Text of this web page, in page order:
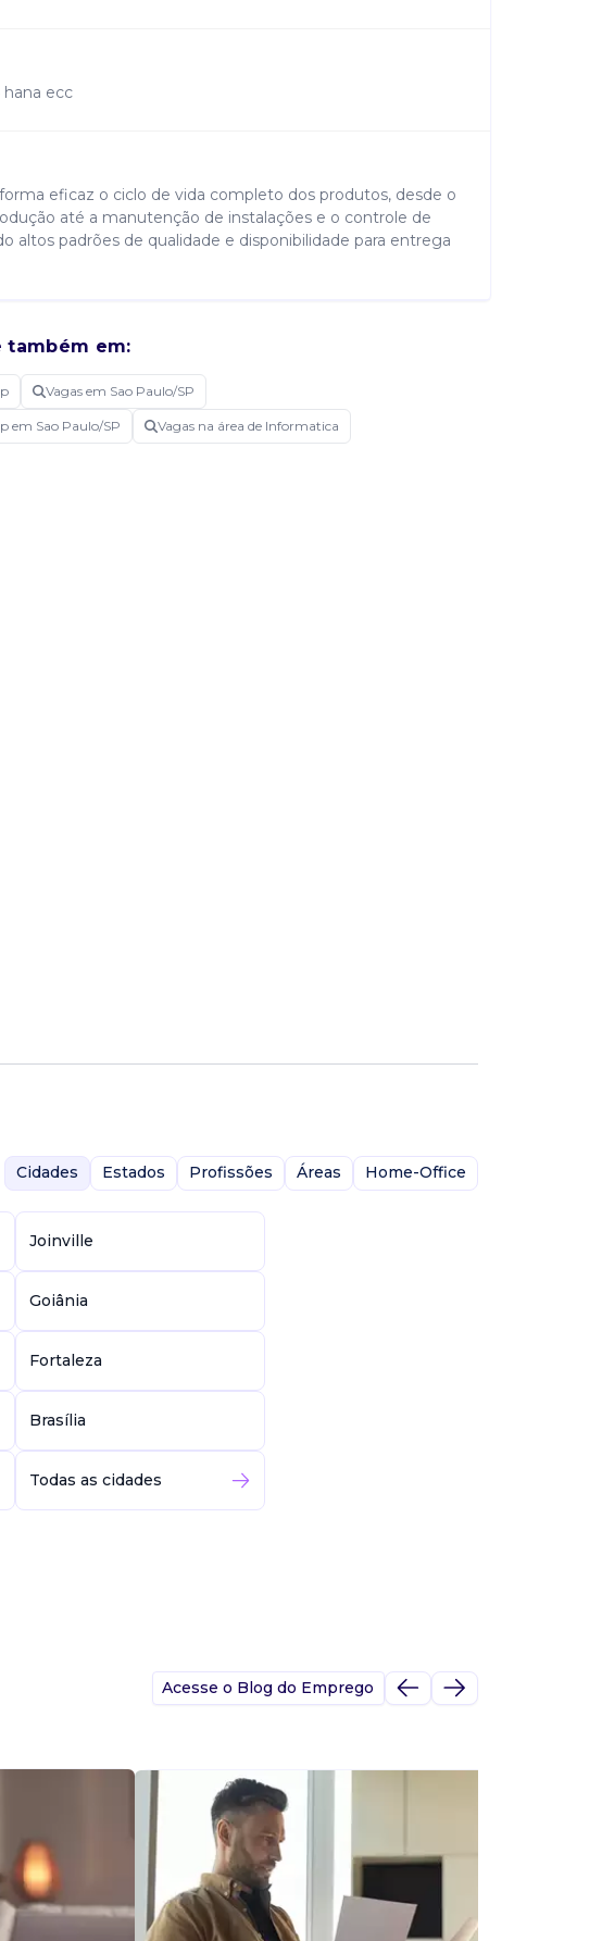
hana ecc
eficaz o ciclo de vida completo dos produtos, desde o
até a manutenção de instalações e o controle de
altos padrões de qualidade e disponibilidade para entrega
também em:
Vagas em Sao Paulo/SP
em Sao Paulo/SP Vagas na área de Informatica
Cidades Estados Profissões Áreas Home-Office
Joinville
Goiânia
Fortaleza
Brasília
Todas as cidades
Acesse o Blog do Emprego